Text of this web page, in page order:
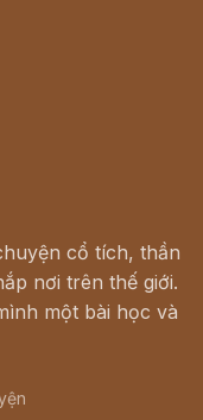
cổ tích, thần
nơi trên thế giới.
một bài học và